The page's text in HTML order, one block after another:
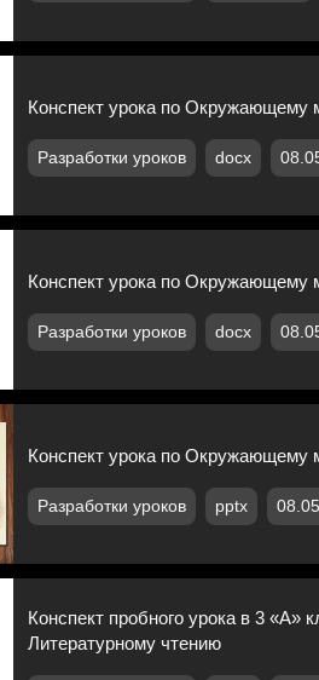
Конспект урока по Окружающему
Разработки уроков docx
Конспект урока по Окружающему
Разработки уроков docx
Конспект урока по Окружающему
Разработки уроков pptx
Конспект пробного урока в 3
Литературному чтению